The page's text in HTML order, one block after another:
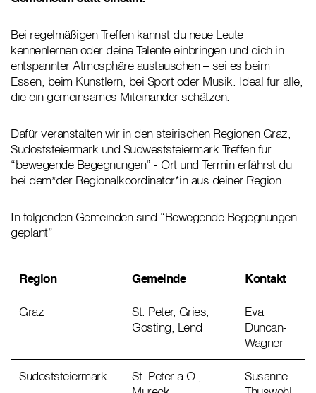
Bei regelmäßigen Treffen kannst du neue Leute
kennenlernen oder deine Talente einbringen und dich in
entspannter Atmosphäre austauschen – sei es beim
Essen, beim Künstlern, bei Sport oder Musik. Ideal für alle,
die ein gemeinsames Miteinander schätzen.
Dafür veranstalten wir in den steirischen Regionen Graz,
Südoststeiermark und Südweststeiermark Treffen für
“bewegende Begegnungen” - Ort und Termin erfährst du
bei dem*der Regionalkoordinator*in aus deiner Region.
In folgenden Gemeinden sind “Bewegende Begegnungen
geplant”
Region Gemeinde Kontakt
Graz
St. Peter, Gries,
Gösting, Lend
Eva
Duncan-
Wagner
Südoststeiermark
St. Peter a.O.,
Susanne